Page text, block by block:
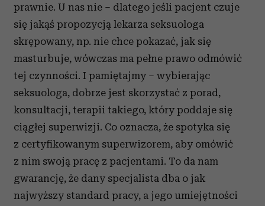
prawnie. U nas nie – dlatego jeśli pacjent czuje
się jakąś propozycją lekarza seksuologa
skrępowany, np. nie chce pokazać, jak się
masturbuje, wówczas ma pełne prawo odmówić
tej czynności. I pamiętajmy – wybierając
seksuologa, dobrze jest skorzystać z porad,
konsultacji, terapii takiego, który poddaje się
ciągłej superwizji. Co oznacza, że spotyka się
z certyfikowanym superwizorem, aby omówić
z nim swoją pracę z pacjentami. To da nam
gwarancję, że dany specjalista dba o jak
najwyższy standard pracy, a jego umiejętności